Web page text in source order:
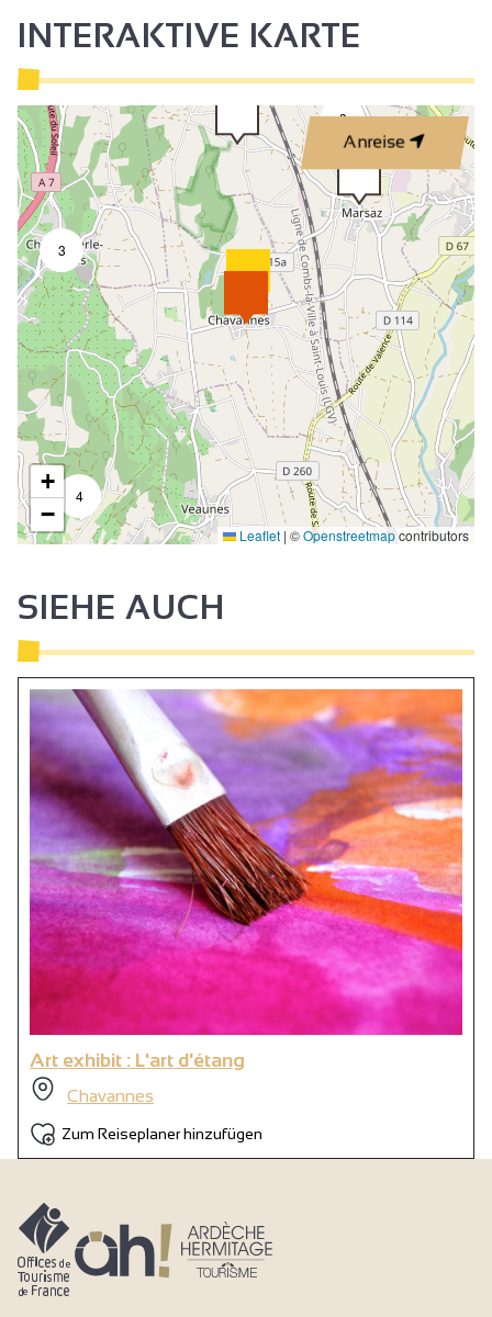
INTERAKTIVE KARTE
Anreise
3
3
4
+
−
Leaflet | ©Openstreetmapcontributors
SIEHE AUCH
Art exhibit : L'art d'étang
Chavannes
Zum Reiseplaner hinzufügen